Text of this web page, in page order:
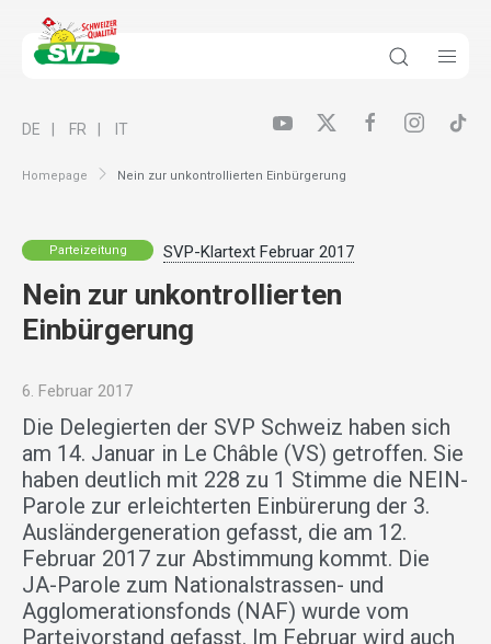
Homepage Nein zur unkontrollierten Einbürgerung
DE FR IT
Parteizeitung SVP-Klartext Februar 2017
Nein zur unkontrollierten
Einbürgerung
6. Februar 2017
Die Delegierten der SVP Schweiz haben sich
am 14. Januar in Le Châble (VS) getroffen. Sie
haben deutlich mit 228 zu 1 Stimme die NEIN-
Parole zur erleichterten Einbürerung der 3.
Ausländergeneration gefasst, die am 12.
Februar 2017 zur Abstimmung kommt. Die
JA-Parole zum Nationalstrassen- und
Agglomerationsfonds (NAF) wurde vom
Parteivorstand gefasst. Im Februar wird auch